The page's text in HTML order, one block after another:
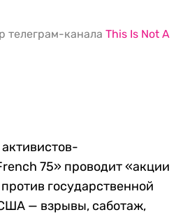
телеграм-канала This Is Not A
75» проводит «акции
государственной
— взрывы, саботаж,